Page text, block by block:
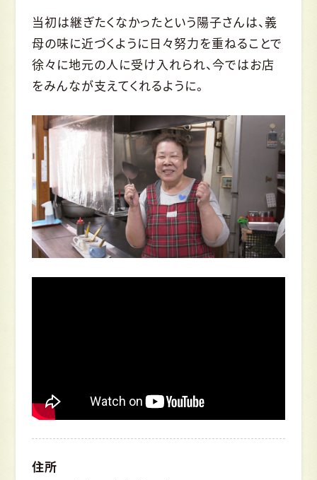
当初は継ぎたくなかったという陽子さんは、義
母の味に近づくように日々努力を重ねることで
徐々に地元の人に受け入れられ、今ではお店
をみんなが支えてくれるように。
住所